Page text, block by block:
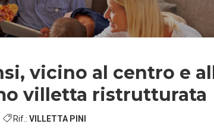
vicino al centro e
villetta ristrutturata
Rif.: VILLETTA PINI